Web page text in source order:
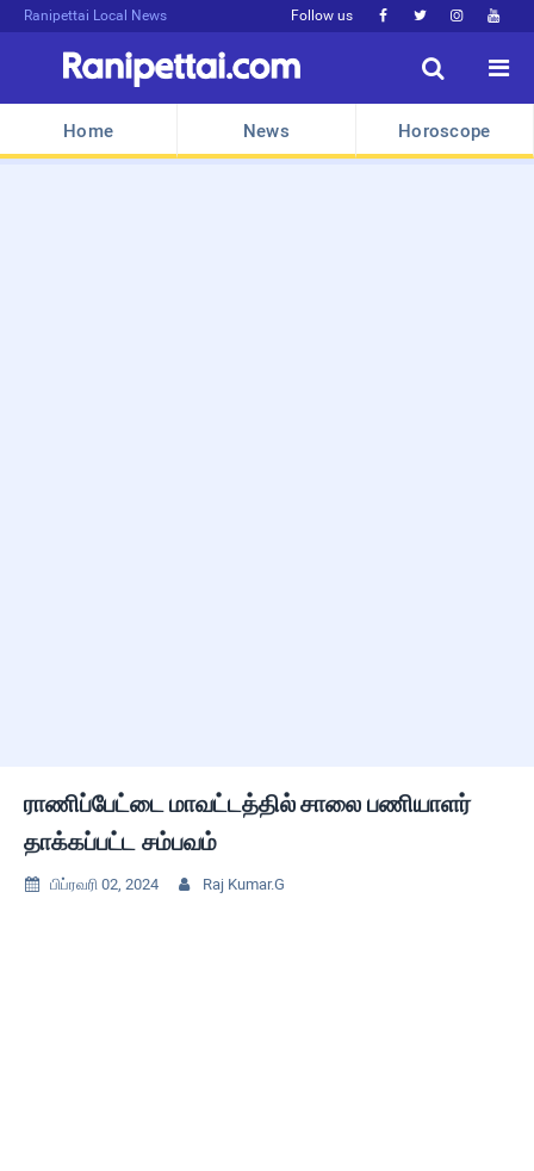
Ranipettai Local News Follow us    


Home News Horoscope
ராணிப்பேட்டை மாவட்டத்தில் சாலை பணியாளர்
தாக்கப்பட்ட சம்பவம்
 பிப்ரவரி 02, 2024  Raj Kumar.G